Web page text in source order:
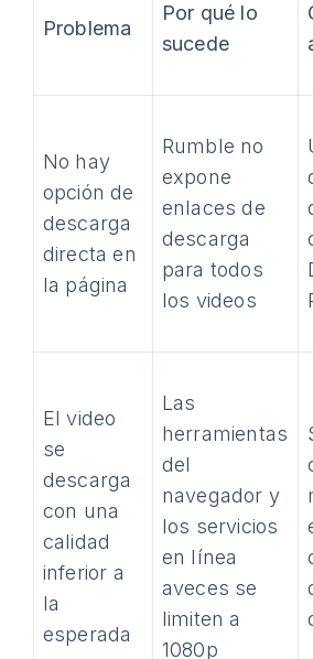
Problema
Por qué lo
sucede
No hay
opción de
descarga
directa en
la página
Rumble no
expone
enlaces de
descarga
para todos
los videos
El video
se
descarga
con una
calidad
inferior a
la
esperada
Las
herramientas
del
navegador y
los servicios
en línea
aveces se
limiten a
1080p